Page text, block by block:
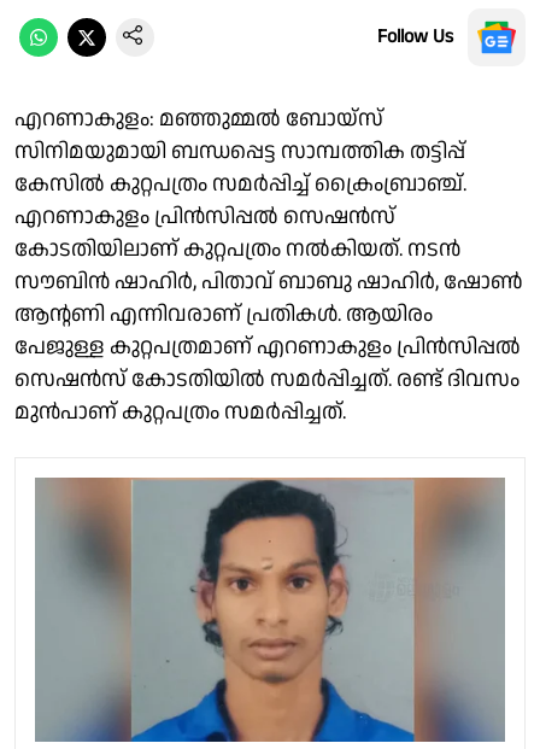
Follow Us
എറണാകുളം: മഞ്ഞുമ്മൽ ബോയ്സ്
സിനിമയുമായി ബന്ധപ്പെട്ട സാമ്പത്തിക തട്ടിപ്പ്
കേസിൽ കുറ്റപത്രം സമർപ്പിച്ച് ക്രൈംബ്രാഞ്ച്.
എറണാകുളം പ്രിൻസിപ്പൽ സെഷൻസ്
കോടതിയിലാണ് കുറ്റപത്രം നൽകിയത്. നടൻ
സൗബിൻ ഷാഹിർ, പിതാവ് ബാബു ഷാഹിർ, ഷോൺ
ആന്റണി എന്നിവരാണ് പ്രതികൾ. ആയിരം
പേജുള്ള കുറ്റപത്രമാണ് എറണാകുളം പ്രിൻസിപ്പൽ
സെഷൻസ് കോടതിയിൽ സമർപ്പിച്ചത്. രണ്ട് ദിവസം
മുൻപാണ് കുറ്റപത്രം സമർപ്പിച്ചത്.